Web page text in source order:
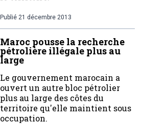
Publié 21 décembre 2013
Maroc pousse la recherche
pétrolière illégale plus au
large
Le gouvernement marocain a
ouvert un autre bloc pétrolier
plus au large des côtes du
territoire qu'elle maintient sous
occupation.